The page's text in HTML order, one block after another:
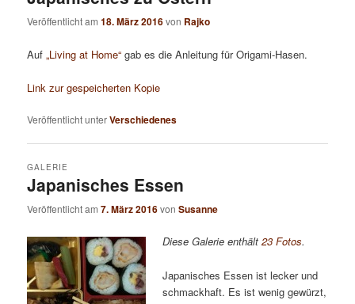
Veröffentlicht am18. März 2016von Rajko
Auf„Living at Home“ gab es die Anleitung für Origami-Hasen.
Link zur gespeicherten Kopie
Veröffentlicht unterVerschiedenes
Japanisches Essen
GALERIE
Veröffentlicht am7. März 2016vonSusanne
Diese Galerie enthält23 Fotos.
Japanisches Essen ist lecker und
schmackhaft. Es ist wenig gewürzt,